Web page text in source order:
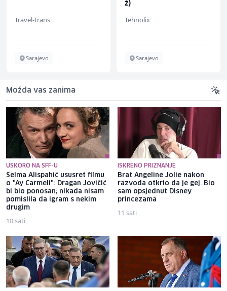
Travel-Trans
Sarajevo
ž)
Tehnolix
Sarajevo
Možda vas zanima
USKORO NA SFF-U
Selma Alispahić ususret filmu
o "Ay Carmeli": Dragan Jovičić
bi bio ponosan; nikada nisam
pomislila da igram s nekim
drugim
10 sati
ISKRENO PRIZNANJE
Brat Angeline Jolie nakon
razvoda otkrio da je gej: Bio
sam opsjednut Disney
princezama
11 sati